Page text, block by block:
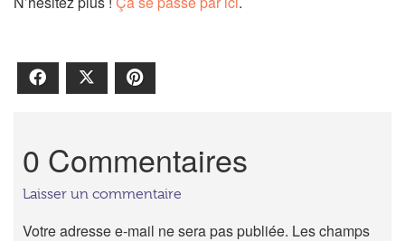
Facebook
0 Commentaires
Laisser un commentaire
Votre adresse e-mail ne sera pas publiée. Les champs